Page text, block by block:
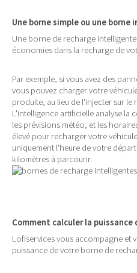
Une borne simple ou une borne
Une borne de recharge
économies dans la recharge de
Par exemple, si vous avez des
vous pouvez charger votre
produite, au lieu de l'injecter sur le
L'intelligence artificielle analyse la
les prévisions météo, et les
élevé pour recharger votre
uniquement l'heure de votre
kilomètres à parcourir.
Comment calculer la puissance
Lofiservices vous accompagne et
puissance de votre borne de